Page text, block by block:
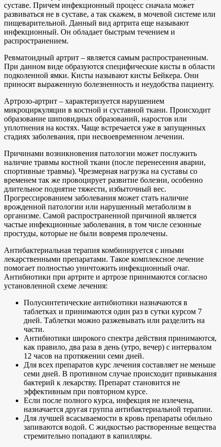
суставе. Причем инфекционный процесс сначала может
развиваться не в суставе, а так скажем, в мочевой системе или
пищеварительной. Данный вид артрита еще называют
инфекционный. Он обладает быстрым течением и
распространением.
Ревматоидный артрит – является самым распространенным.
При данном виде образуются специфические кисты в области
подколенной ямки. Кисты называют кисты Бейкера. Они
приносят выраженную болезненность и неудобства пациенту.
Артрозо-артрит – характеризуется нарушением
микроциркуляции в костной и суставной ткани. Происходит
образование шиповидных образований, наростов или
уплотнения на костях. Чаще встречается уже в запущенных
стадиях заболевания, при несвоевременном лечении.
Причинами возникновения патологии может послужить
наличие травмы костной ткани (после перенесения аварии,
спортивные травмы). Чрезмерная нагрузка на суставы со
временем так же провоцирует развитие болезни, особенно
длительное поднятие тяжести, избыточный вес.
Прогрессированием заболевания может стать наличие
врожденной патологии или нарушенный метаболизм в
организме. Самой распространенной причиной является
частые инфекционные заболевания, в том числе сезонные
простуды, которые не были вовремя пролечены.
Антибактериальная терапия комбинируется с иными
лекарственными препаратами. Такое комплексное лечение
помогает полностью уничтожить инфекционный очаг.
Антибиотики при артрите и артрозе принимаются согласно
установленной схеме лечения:
Полусинтетические антибиотики назначаются в
таблетках и принимаются один раз в сутки курсом 7
дней. Таблетки можно разжевывать или разделить на
части.
Антибиотики широкого спектра действия принимаются,
как правило, два раза в день (утро, вечер) с интервалом
12 часов на протяжении семи дней.
Для всех препаратов курс лечения составляет не меньше
семи дней. В противном случае происходит привыкания
бактерий к лекарству. Препарат становится не
эффективным при повторном курсе.
Если после полного курса, инфекция не излечена,
назначается другая группа антибактериальной терапии.
Для лучшей всасываемости в кровь препараты обильно
запиваются водой. С жидкостью растворенные вещества
стремительно попадают в капилляры.